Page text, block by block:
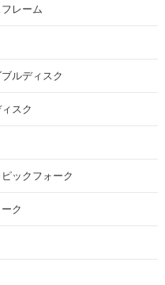
フレーム
ルディスク
スク
ックフォーク
ク